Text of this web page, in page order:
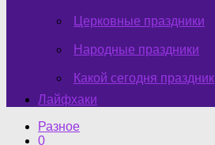
Церковные праздники
Народные праздники
Какой сегодня праздник
Лайфхаки
Разное
0